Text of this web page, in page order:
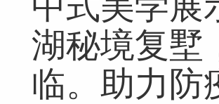
湖秘境复墅
临。助力防